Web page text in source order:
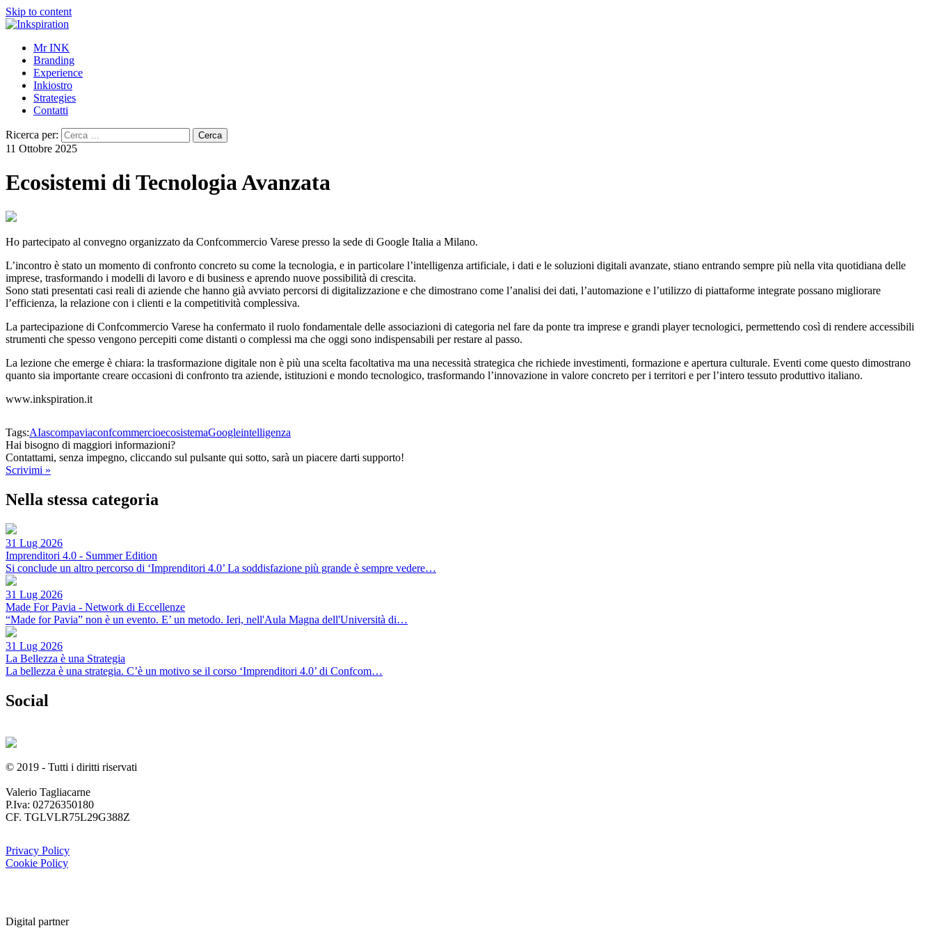
Skip to content
Mr INK
Branding
Experience
Inkiostro
Strategies
Contatti
Ricerca per:
11 Ottobre 2025
Ecosistemi di Tecnologia Avanzata
Ho partecipato al convegno organizzato da Confcommercio Varese presso la sede di Google Italia a Milano.
L’incontro è stato un momento di confronto concreto su come la tecnologia, e in particolare l’intelligenza artificiale, i dati e le soluzioni digitali avanzate, stiano entrando sempre più nella vita quotidiana delle
imprese, trasformando i modelli di lavoro e di business e aprendo nuove possibilità di crescita.
Sono stati presentati casi reali di aziende che hanno già avviato percorsi di digitalizzazione e che dimostrano come l’analisi dei dati, l’automazione e l’utilizzo di piattaforme integrate possano migliorare
l’efficienza, la relazione con i clienti e la competitività complessiva.
La partecipazione di Confcommercio Varese ha confermato il ruolo fondamentale delle associazioni di categoria nel fare da ponte tra imprese e grandi player tecnologici, permettendo così di rendere accessibili
strumenti che spesso vengono percepiti come distanti o complessi ma che oggi sono indispensabili per restare al passo.
La lezione che emerge è chiara: la trasformazione digitale non è più una scelta facoltativa ma una necessità strategica che richiede investimenti, formazione e apertura culturale. Eventi come questo dimostrano
quanto sia importante creare occasioni di confronto tra aziende, istituzioni e mondo tecnologico, trasformando l’innovazione in valore concreto per i territori e per l’intero tessuto produttivo italiano.
www.inkspiration.it
Tags:AIascompaviaconfcommercioecosistemaGoogleintelligenza
Hai bisogno di maggiori informazioni?
Contattami, senza impegno, cliccando sul pulsante qui sotto, sarà un piacere darti supporto!
Scrivimi »
Nella stessa categoria
31 Lug 2026
Imprenditori 4.0 - Summer Edition
Si conclude un altro percorso di ‘Imprenditori 4.0’ La soddisfazione più grande è sempre vedere…
31 Lug 2026
Made For Pavia - Network di Eccellenze
“Made for Pavia” non è un evento. E’ un metodo. Ieri, nell'Aula Magna dell'Università di…
31 Lug 2026
La Bellezza è una Strategia
La bellezza è una strategia. C’è un motivo se il corso ‘Imprenditori 4.0’ di Confcom…
Social
© 2019 - Tutti i diritti riservati
Valerio Tagliacarne
P.Iva: 02726350180
CF. TGLVLR75L29G388Z
Privacy Policy
Cookie Policy
Digital partner